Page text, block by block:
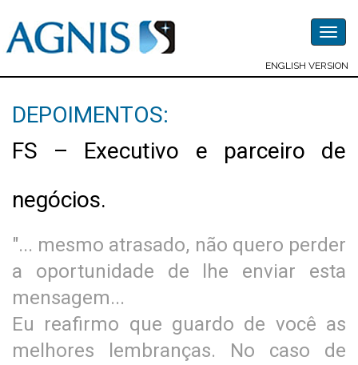
ENGLISH VERSION
DEPOIMENTOS:
FS – Executivo e parceiro de
negócios.
"... mesmo atrasado, não quero perder
a oportunidade de lhe enviar esta
mensagem...
Eu reafirmo que guardo de você as
melhores lembranças. No caso de